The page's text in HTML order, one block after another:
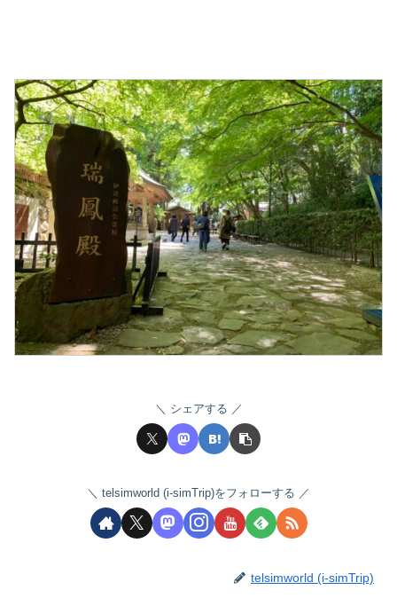
シェアする
telsimworld (i-simTrip)をフォローする
telsimworld (i-simTrip)